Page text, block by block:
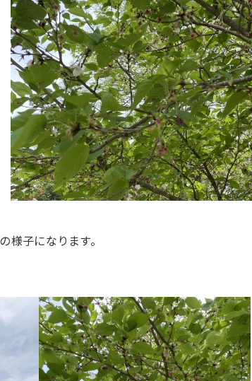
子になります。